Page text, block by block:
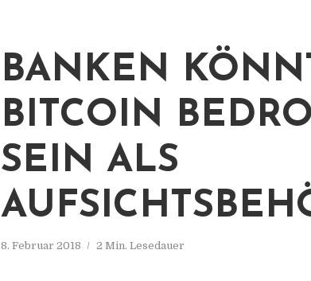
BANKEN
BITCOIN
SEIN ALS
8. Februar 2018 2 Min. Lesedauer